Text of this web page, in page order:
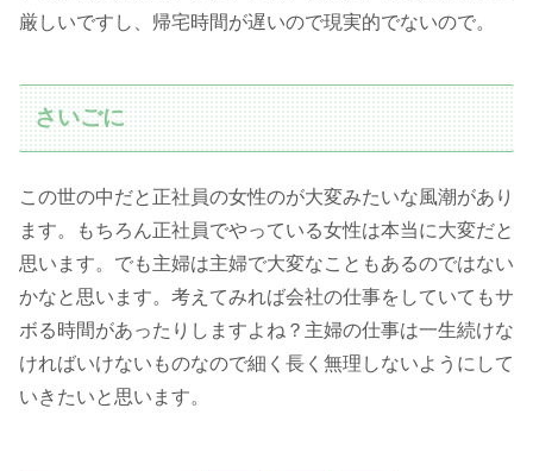
厳しいですし、帰宅時間が遅いので現実的でないので。
さいごに
この世の中だと正社員の女性のが大変みたいな風潮があり
ます。もちろん正社員でやっている女性は本当に大変だと
思います。でも主婦は主婦で大変なこともあるのではない
かなと思います。考えてみれば会社の仕事をしていてもサ
ボる時間があったりしますよね？主婦の仕事は一生続けな
ければいけないものなので細く長く無理しないようにして
いきたいと思います。